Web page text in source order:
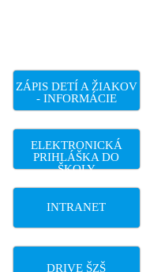
ZÁPIS DETÍ A ŽIAKOV
- INFORMÁCIE
ELEKTRONICKÁ
PRIHLÁŠKA DO
ŠKOLY
INTRANET
DRIVE ŠZŠ